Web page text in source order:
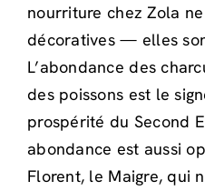
nourriture chez Zola
décoratives — elles
L’abondance des
des poissons est le
prospérité du Second
abondance est aussi
Florent, le Maigre, qui